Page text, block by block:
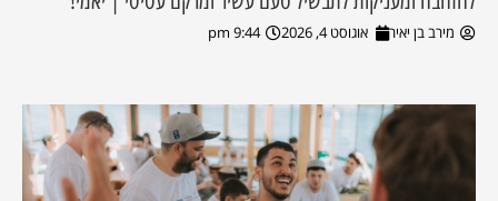
מירב בן יאיר אוגוסט 4, 2026 9:44 pm